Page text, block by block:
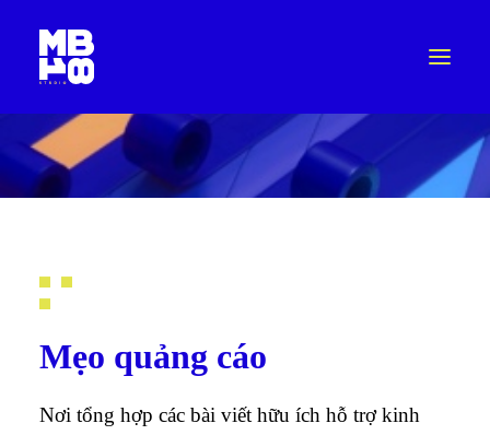
Mẹo quảng cáo
Nơi tổng hợp các bài viết hữu ích hỗ trợ kinh